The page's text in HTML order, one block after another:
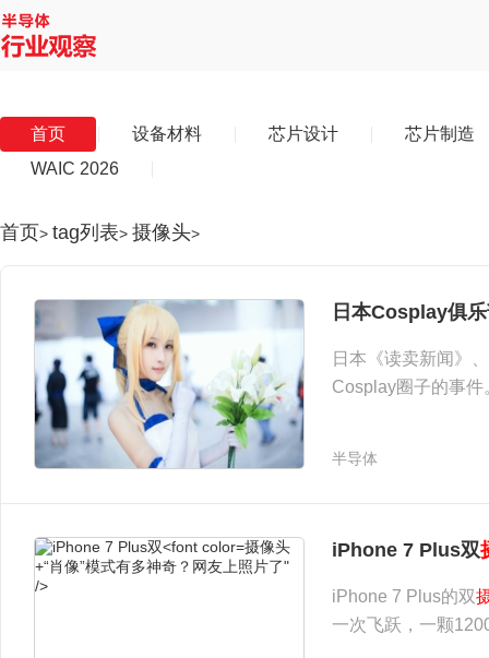
首页 设备材料 芯片设计
芯片制造
WAIC 2026
首页> tag列表> 摄像头>
日本Cosplay俱
日本《读卖新闻》
Cosplay圈子的事
半导体
摄像头
+“肖像”模式有多神奇？网友上照片了"
/>
iPhone 7 Plus双
iPhone 7 Plus的双
一次飞跃，一颗